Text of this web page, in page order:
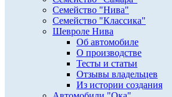
Семейство "Нива"
Семейство "Классика"
Шевроле Нива
Об автомобиле
О производстве
Тесты и статьи
Отзывы владельцев
Из истории создания